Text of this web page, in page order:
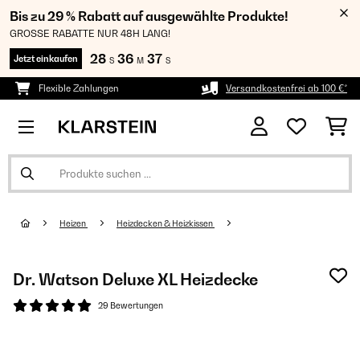
Bis zu 29 % Rabatt auf ausgewählte Produkte!
GROSSE RABATTE NUR 48H LANG!
Jetzt einkaufen 28 S 36 M 36 S
Flexible Zahlungen Versandkostenfrei ab 100 €*
Heizen Heizdecken & Heizkissen
Dr. Watson Deluxe XL Heizdecke
29 Bewertungen